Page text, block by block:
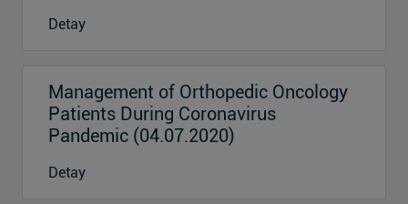
Detay
Management of Orthopedic Oncology
Patients During Coronavirus
Pandemic (04.07.2020)
Detay